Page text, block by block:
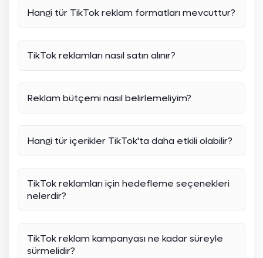
Hangi tür TikTok reklam formatları mevcuttur?
TikTok reklamları nasıl satın alınır?
Reklam bütçemi nasıl belirlemeliyim?
Hangi tür içerikler TikTok'ta daha etkili olabilir?
TikTok reklamları için hedefleme seçenekleri
nelerdir?
TikTok reklam kampanyası ne kadar süreyle
sürmelidir?